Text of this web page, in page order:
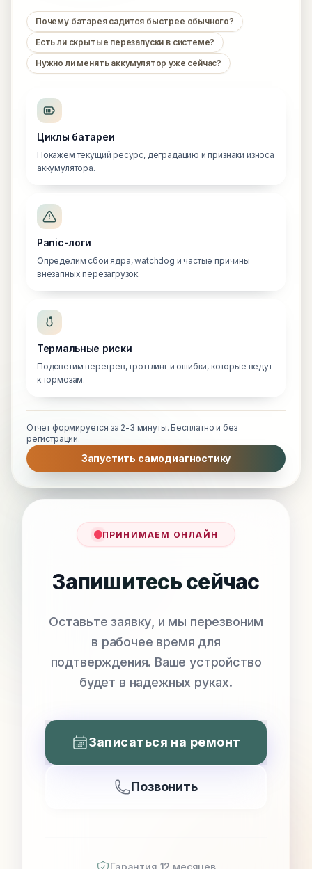
Почему батарея садится быстрее обычного?
Есть ли скрытые перезапуски в системе?
Нужно ли менять аккумулятор уже сейчас?
Циклы батареи
Покажем текущий ресурс, деградацию и признаки износа
аккумулятора.
Panic-логи
Определим сбои ядра, watchdog и частые причины
внезапных перезагрузок.
Термальные риски
Подсветим перегрев, троттлинг и ошибки, которые ведут
к тормозам.
Отчет формируется за 2-3 минуты. Бесплатно и без
регистрации.
Запустить самодиагностику
ПРИНИМАЕМ ОНЛАЙН
Запишитесь сейчас
Оставьте заявку, и мы перезвоним
в рабочее время для
подтверждения. Ваше устройство
будет в надежных руках.
Записаться на ремонт
Позвонить